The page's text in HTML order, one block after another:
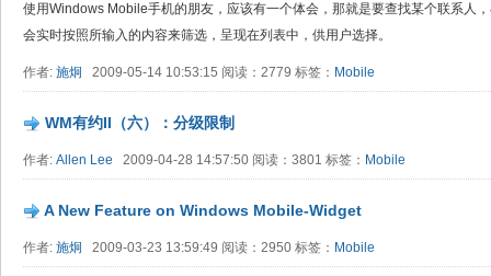
使用Windows Mobile手机的朋友，应该有一个体会，那就是要查找某个联系人
会实时按照所输入的内容来筛选，呈现在列表中，供用户选择。
作者: 施炯 2009-05-14 10:53:15 阅读：2779 标签： Mobile
WM有约II（六）：分级限制
作者: Allen Lee 2009-04-28 14:57:50 阅读：3801 标签： Mobile
A New Feature on Windows Mobile-Widget
作者: 施炯 2009-03-23 13:59:49 阅读：2950 标签： Mobile